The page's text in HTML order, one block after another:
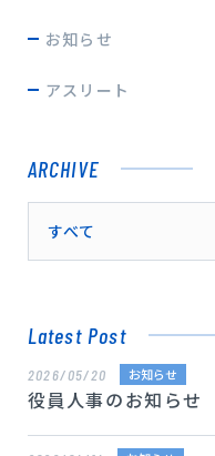
お知らせ
アスリート
ARCHIVE
すべて
Latest Post
2026/05/20 お知らせ
役員人事のお知らせ